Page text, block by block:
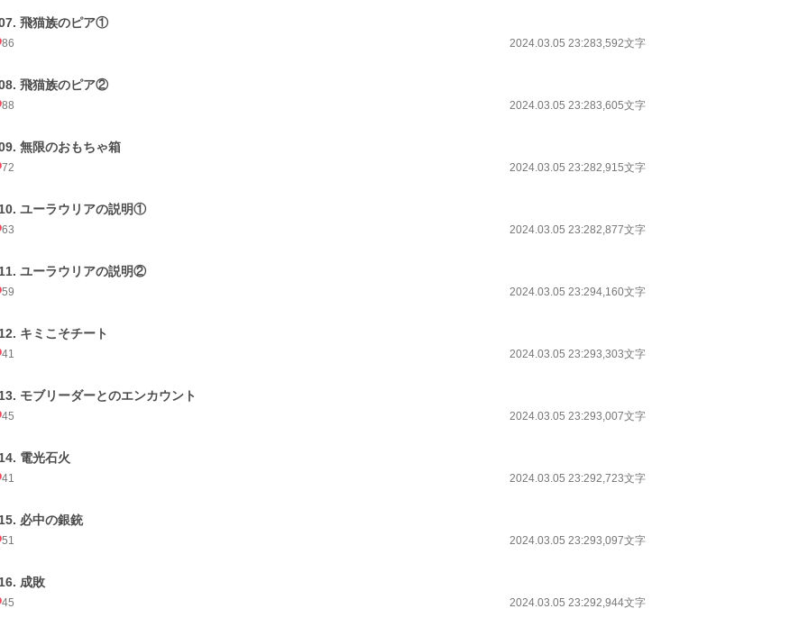
飛猫族のピア①
86 2024.03.05 23:283,592文字
飛猫族のピア②
88 2024.03.05 23:283,605文字
無限のおもちゃ箱
72 2024.03.05 23:282,915文字
ユーラウリアの説明①
63 2024.03.05 23:282,877文字
ユーラウリアの説明②
59 2024.03.05 23:294,160文字
キミこそチート
41 2024.03.05 23:293,303文字
モブリーダーとのエンカウント
45 2024.03.05 23:293,007文字
電光石火
41 2024.03.05 23:292,723文字
必中の銀銃
51 2024.03.05 23:293,097文字
成敗
45 2024.03.05 23:292,944文字